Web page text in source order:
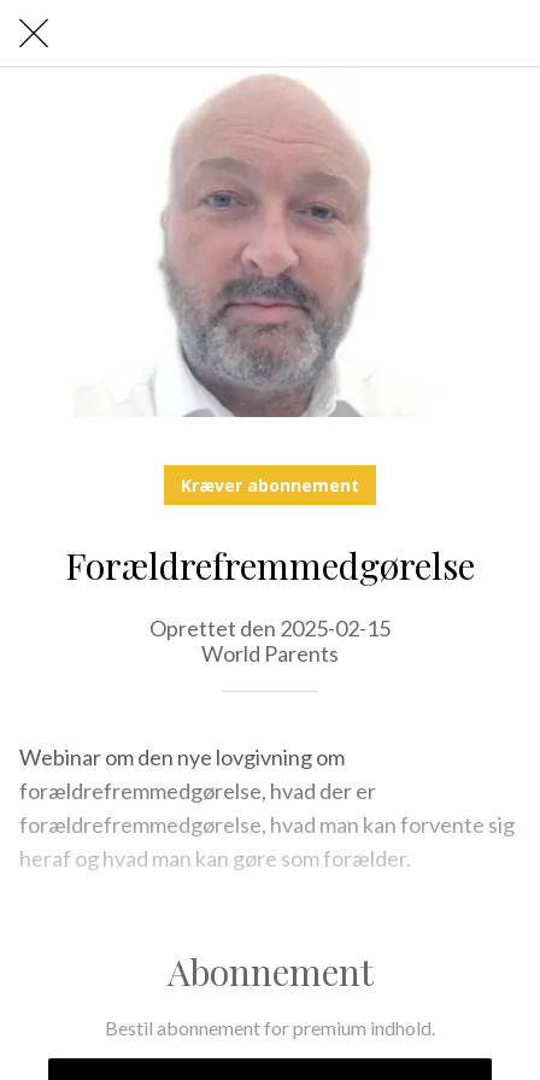
Kræver abonnement
Forældrefremmedgørelse
Oprettet den 2025-02-15
World Parents
Webinar om den nye lovgivning om
forældrefremmedgørelse, hvad der er
forældrefremmedgørelse, hvad man kan forvente sig
heraf og hvad man kan gøre som forælder.
Abonnement
Bestil abonnement for premium indhold.